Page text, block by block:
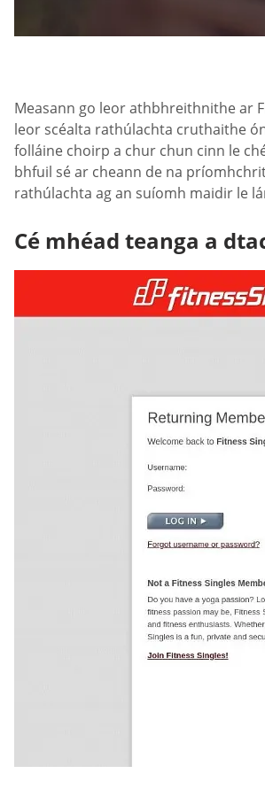
Measann go leor athbhreithnithe ar
leor scéalta rathúlachta cruthaithe
folláine choirp a chur chun cinn le
bhfuil sé ar cheann de na
rathúlachta ag an suíomh maidir le
Cé mhéad teanga a